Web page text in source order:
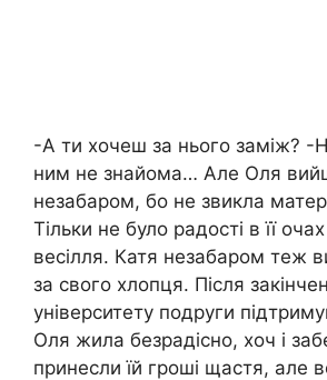
-А ти хочеш за нього заміж? -
ним не знайома… Але Оля
незабаром, бо не звикла
Тільки не було радості в її
весілля. Катя незабаром теж
за свого хлопця. Після
університету подруги
Оля жила безрадісно, хоч і
принесли їй гроші щастя, але